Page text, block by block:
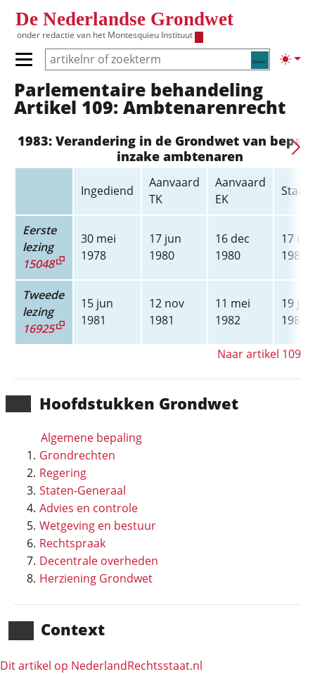
De Nederlandse Grondwet
onder redactie van het Montesquieu Instituut
Zoeken
Primair menu tonen/verbergen
Hoofdnavigatie
Hoofd­stukken Grondwet
Algemene bepaling
Grondrechten
Regering
Staten-Generaal
Advies en controle
Wetgeving en bestuur
Rechtspraak
Decentrale overheden
Herziening Grondwet
Context
Dit artikel op NederlandRechts­staat.nl
Parlementaire behandeling
Artikel 109: Ambtenarenrecht
1983: Verandering in de Grondwet van
inzake ambtenaren
Ingediend
Aanvaard
TK
Aanvaard
EK
Eerste
lezing
15048
30 mei
1978
17 jun
1980
16 dec
1980
17 dec
1980
Tweede
lezing
16925
15 jun
1981
12 nov
1981
11 mei
1982
19 jan
1983
Naar artikel 109